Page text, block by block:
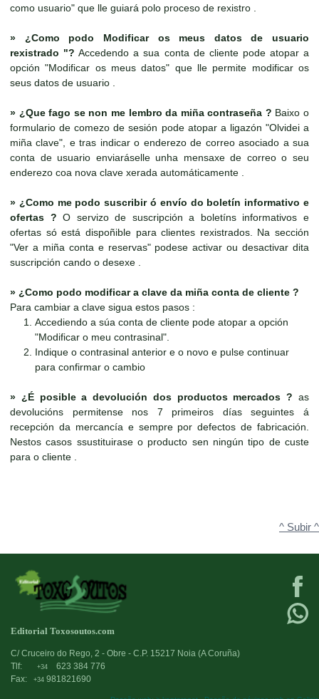
como usuario" que lle guiará polo proceso de rexistro .
» ¿Como podo Modificar os meus datos de usuario
rexistrado "? Accedendo a sua conta de cliente pode atopar a
opción "Modificar os meus datos" que lle permite modificar os
seus datos de usuario .
» ¿Que fago se non me lembro da miña contraseña ? Baixo o
formulario de comezo de sesión pode atopar a ligazón "Olvidei a
miña clave", e tras indicar o enderezo de correo asociado a sua
conta de usuario enviaráselle unha mensaxe de correo o seu
enderezo coa nova clave xerada automáticamente .
» ¿Como me podo suscribir ó envío do boletín informativo e
ofertas ? O servizo de suscripción a boletíns informativos e
ofertas só está dispoñible para clientes rexistrados. Na sección
"Ver a miña conta e reservas" podese activar ou desactivar dita
suscripción cando o desexe .
» ¿Como podo modificar a clave da miña conta de cliente ?
Para cambiar a clave sigua estos pasos :
Accediendo a súa conta de cliente pode atopar a opción
"Modificar o meu contrasinal".
Indique o contrasinal anterior e o novo e pulse continuar
para confirmar o cambio
» ¿É posible a devolución dos productos mercados ? as
devolucións permitense nos 7 primeiros días seguintes á
recepción da mercancía e sempre por defectos de fabricación.
Nestos casos ssustituirase o producto sen ningún tipo de custe
para o cliente .
^ Subir ^
Editorial Toxosoutos.com
C/ Cruceiro do Rego, 2 - Obre - C.P. 15217 Noia (A Coruña)
Tlf:
+34
623 384 776
Fax:
+34 981821690